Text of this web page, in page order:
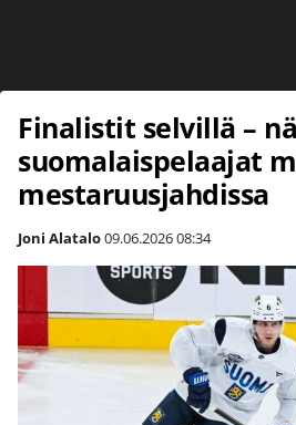
Finalistit selvillä –
suomalaispelaajat
mestaruusjahdissa
Joni Alatalo09.06.202608:34